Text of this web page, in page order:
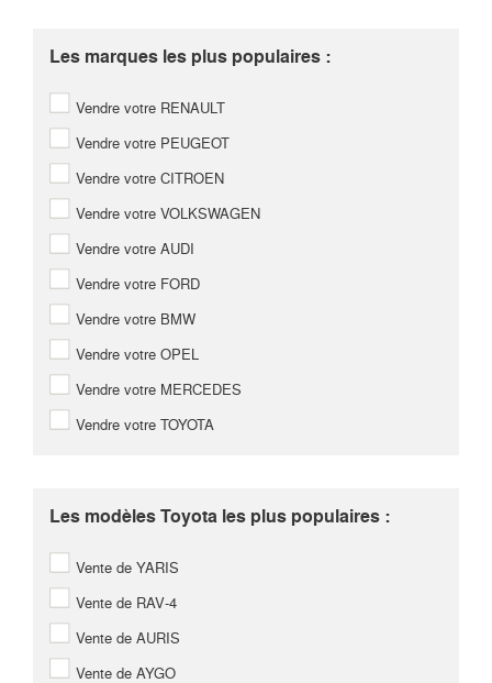
Les marques les plus populaires :
Vendre votre RENAULT
Vendre votre PEUGEOT
Vendre votre CITROEN
Vendre votre VOLKSWAGEN
Vendre votre AUDI
Vendre votre FORD
Vendre votre BMW
Vendre votre OPEL
Vendre votre MERCEDES
Vendre votre TOYOTA
Les modèles Toyota les plus populaires :
Vente de YARIS
Vente de RAV-4
Vente de AURIS
Vente de AYGO